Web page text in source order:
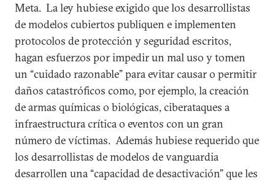
Meta. La ley hubiese exigido que los desarrollistas
de modelos cubiertos publiquen e implementen
protocolos de protección y seguridad escritos,
hagan esfuerzos por impedir un mal uso y tomen
un “cuidado razonable” para evitar causar o permitir
daños catastróficos como, por ejemplo, la creación
de armas químicas o biológicas, ciberataques a
infraestructura crítica o eventos con un gran
número de víctimas. Además hubiese requerido que
los desarrollistas de modelos de vanguardia
desarrollen una “capacidad de desactivación” que les